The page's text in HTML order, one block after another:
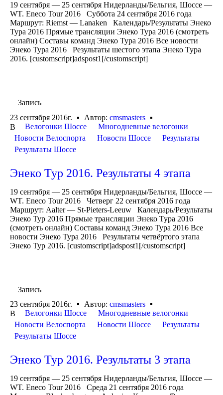
19 сентября — 25 сентября Нидерланды/Бельгия, Шоссе —
WT. Eneco Tour 2016 Суббота 24 сентября 2016 года
Маршрут: Riemst — Lanaken Календарь/Результаты Энеко
Тура 2016 Прямые трансляции Энеко Тура 2016 (смотреть
онлайн) Составы команд Энеко Тура 2016 Все новости
Энеко Тура 2016 Результаты шестого этапа Энеко Тура
2016. [customscript]adspost1[/customscript]
Запись
23 сентября 2016г.
Автор: cmsmasters
В
Велогонки Шоссе
Многодневные велогонки
Новости Велоспорта
Новости Шоссе
Результаты
Результаты Шоссе
Энеко Тур 2016. Результаты 4 этапа
19 сентября — 25 сентября Нидерланды/Бельгия, Шоссе —
WT. Eneco Tour 2016 Четверг 22 сентября 2016 года
Маршрут: Aalter — St-Pieters-Leeuw Календарь/Результаты
Энеко Тур 2016 Прямые трансляции Энеко Тура 2016
(смотреть онлайн) Составы команд Энеко Тура 2016 Все
новости Энеко Тура 2016 Результаты четвёртого этапа
Энеко Тур 2016. [customscript]adspost1[/customscript]
Запись
23 сентября 2016г.
Автор: cmsmasters
В
Велогонки Шоссе
Многодневные велогонки
Новости Велоспорта
Новости Шоссе
Результаты
Результаты Шоссе
Энеко Тур 2016. Результаты 3 этапа
19 сентября — 25 сентября Нидерланды/Бельгия, Шоссе —
WT. Eneco Tour 2016 Среда 21 сентября 2016 года